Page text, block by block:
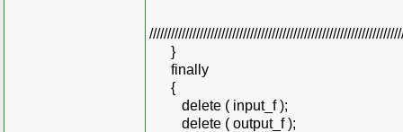
}
finally
{
delete ( input_f );
delete ( output_f );